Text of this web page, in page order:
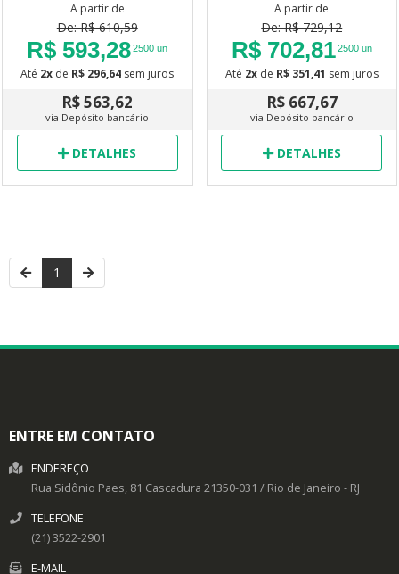
A partir de
De: R$ 610,59
R$ 593,282500 un
Até 2x de R$ 296,64 sem juros
R$ 563,62
via Depósito bancário
DETALHES
A partir de
De: R$ 729,12
R$ 702,812500 un
Até 2xde R$ 351,41 sem juros
R$ 667,67
via Depósito bancário
DETALHES
1
ENTRE EM CONTATO
ENDEREÇO
Rua Sidônio Paes, 81 Cascadura 21350-031 / Rio de Janeiro - RJ
TELEFONE
(21) 3522-2901
E-MAIL